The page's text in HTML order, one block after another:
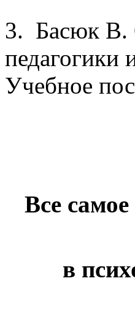
3. Басюк В.
педагогики
Учебное
Все
в